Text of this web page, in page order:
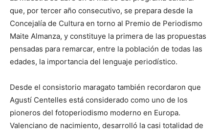
que, por tercer año consecutivo, se prepara desde la
Concejalía de Cultura en torno al Premio de Periodismo
Maite Almanza, y constituye la primera de las propuestas
pensadas para remarcar, entre la población de todas las
edades, la importancia del lenguaje periodístico.
Desde el consistorio maragato también recordaron que
Agustí Centelles está considerado como uno de los
pioneros del fotoperiodismo moderno en Europa.
Valenciano de nacimiento, desarrolló la casi totalidad de